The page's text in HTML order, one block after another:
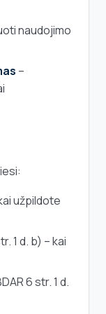
naudojimo
–
užpildote
1 d. b) – kai
6 str. 1 d.